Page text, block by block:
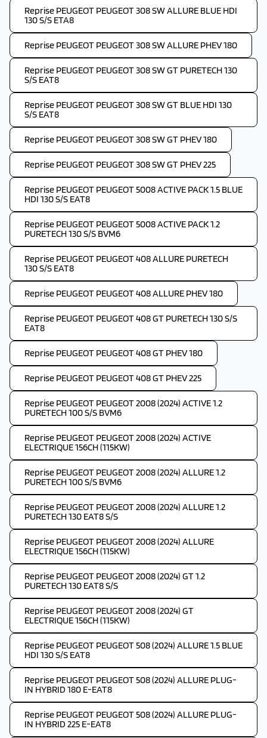
Reprise PEUGEOT PEUGEOT 308 SW ALLURE BLUE HDI
130 S/S ETA8
Reprise PEUGEOT PEUGEOT 308 SW ALLURE PHEV 180
Reprise PEUGEOT PEUGEOT 308 SW GT PURETECH 130
S/S EAT8
Reprise PEUGEOT PEUGEOT 308 SW GT BLUE HDI 130
S/S EAT8
Reprise PEUGEOT PEUGEOT 308 SW GT PHEV 180
Reprise PEUGEOT PEUGEOT 308 SW GT PHEV 225
Reprise PEUGEOT PEUGEOT 5008 ACTIVE PACK 1.5 BLUE
HDI 130 S/S EAT8
Reprise PEUGEOT PEUGEOT 5008 ACTIVE PACK 1.2
PURETECH 130 S/S BVM6
Reprise PEUGEOT PEUGEOT 408 ALLURE PURETECH
130 S/S EAT8
Reprise PEUGEOT PEUGEOT 408 ALLURE PHEV 180
Reprise PEUGEOT PEUGEOT 408 GT PURETECH 130 S/S
EAT8
Reprise PEUGEOT PEUGEOT 408 GT PHEV 180
Reprise PEUGEOT PEUGEOT 408 GT PHEV 225
Reprise PEUGEOT PEUGEOT 2008 (2024) ACTIVE 1.2
PURETECH 100 S/S BVM6
Reprise PEUGEOT PEUGEOT 2008 (2024) ACTIVE
ELECTRIQUE 156CH (115KW)
Reprise PEUGEOT PEUGEOT 2008 (2024) ALLURE 1.2
PURETECH 100 S/S BVM6
Reprise PEUGEOT PEUGEOT 2008 (2024) ALLURE 1.2
PURETECH 130 EAT8 S/S
Reprise PEUGEOT PEUGEOT 2008 (2024) ALLURE
ELECTRIQUE 156CH (115KW)
Reprise PEUGEOT PEUGEOT 2008 (2024) GT 1.2
PURETECH 130 EAT8 S/S
Reprise PEUGEOT PEUGEOT 2008 (2024) GT
ELECTRIQUE 156CH (115KW)
Reprise PEUGEOT PEUGEOT 508 (2024) ALLURE 1.5 BLUE
HDI 130 S/S EAT8
Reprise PEUGEOT PEUGEOT 508 (2024) ALLURE PLUG-
IN HYBRID 180 E-EAT8
Reprise PEUGEOT PEUGEOT 508 (2024) ALLURE PLUG-
IN HYBRID 225 E-EAT8